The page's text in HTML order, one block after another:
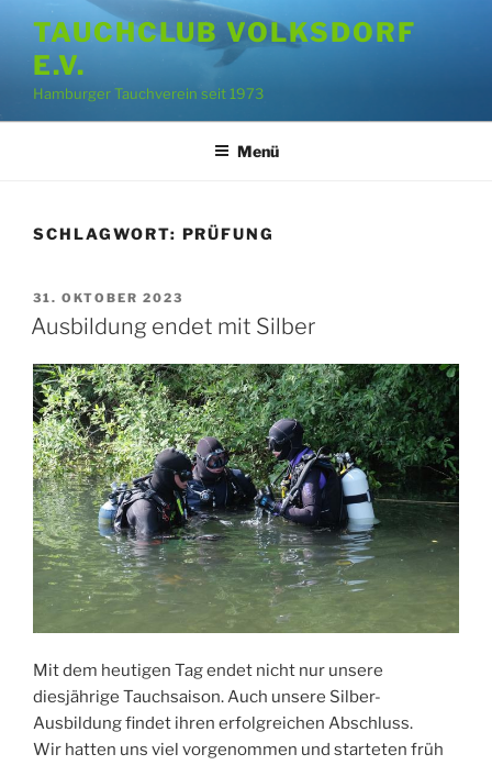
Inhalt
springen
TAUCHCLUB VOLKSDORF
E.V.
Hamburger Tauchverein seit 1973
Menü
SCHLAGWORT: PRÜFUNG
VERÖFFENTLICHT
AM
31. OKTOBER 2023
Ausbildung endet mit Silber
Mit dem heutigen Tag endet nicht nur unsere
diesjährige Tauchsaison. Auch unsere Silber-
Ausbildung findet ihren erfolgreichen Abschluss.
Wir hatten uns viel vorgenommen und starteten früh